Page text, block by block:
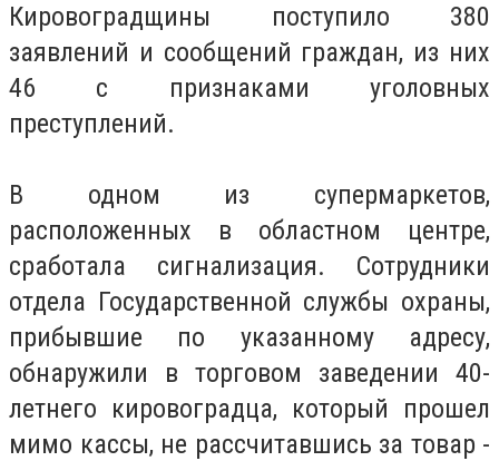
Кировоградщины поступило 380
заявлений и сообщений граждан, из них
46 с признаками уголовных
преступлений.
В одном из супермаркетов,
расположенных в областном центре,
сработала сигнализация. Сотрудники
отдела Государственной службы охраны,
прибывшие по указанному адресу,
обнаружили в торговом заведении 40-
летнего кировоградца, который прошел
мимо кассы, не рассчитавшись за товар -